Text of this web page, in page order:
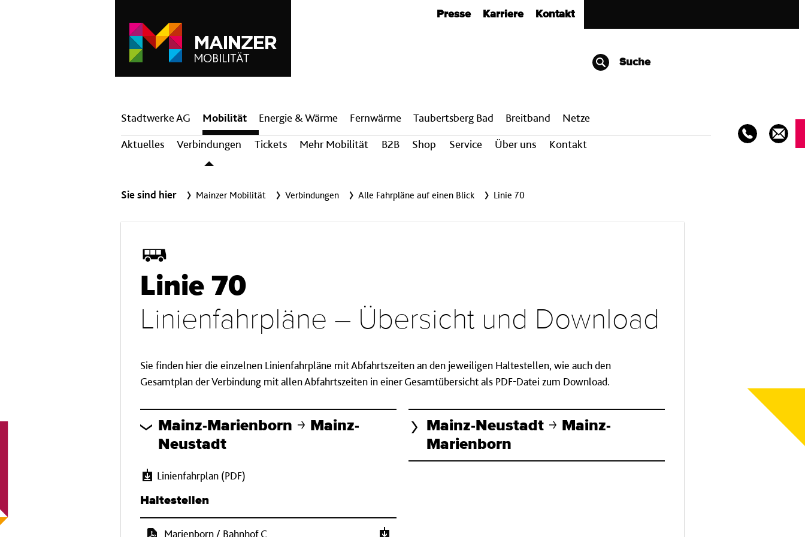
Presse Karriere Kontakt
Suche
Hauptnavigation
Stadtwerke AG
Mobilität
Aktuelles
Verbindungen Tickets Mehr Mobilität B2B Shop Service Über uns Kontakt
Energie & Wärme Fern­wärme Taubertsberg Bad Breit­band Netze
Sie sind hier Mainzer Mobilität Verbindungen Alle Fahrpläne auf einen Blick Linie 70
Bus
Linie 70
Linienfahrpläne – Übersicht und Download
Sie finden hier die einzelnen Linienfahrpläne mit Abfahrtszeiten an den jeweiligen Haltestellen, wie auch den
Gesamtplan der Verbindung mit allen Abfahrtszeiten in einer Gesamtübersicht als PDF-Datei zum Download.
Mainz-Marienborn
Mainz-
Neustadt
Linienfahrplan (PDF)
Haltestellen
Marienborn / Bahnhof C
Mainz-Neustadt
Mainz-
Marienborn